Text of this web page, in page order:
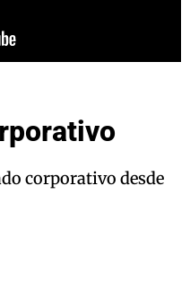
corporativo desde